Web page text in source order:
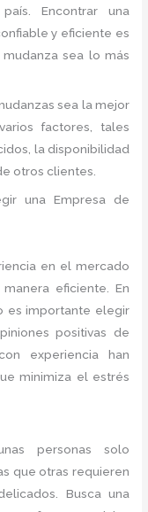
Encontrar una
y eficiente es
sea lo más
sea la mejor
factores, tales
la disponibilidad
otros clientes.
una Empresa de
en el mercado
eficiente. En
es importante elegir
positivas de
experiencia han
minimiza el estrés
personas solo
que otras requieren
Busca una